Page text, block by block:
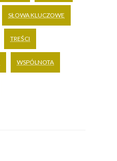
SŁOWA KLUCZOWE
TREŚCI
WSPÓLNOTA